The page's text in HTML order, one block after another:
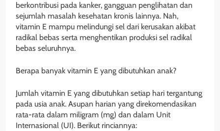
berkontribusi pada kanker, gangguan penglihatan dan
sejumlah masalah kesehatan kronis lainnya. Nah,
vitamin E mampu melindungi sel dari kerusakan akibat
radikal bebas serta menghentikan produksi sel radikal
bebas seluruhnya.
Berapa banyak vitamin E yang dibutuhkan anak?
Jumlah vitamin E yang dibutuhkan setiap hari tergantung
pada usia anak. Asupan harian yang direkomendasikan
rata-rata dalam miligram (mg) dan dalam Unit
Internasional (UI). Berikut rinciannya: